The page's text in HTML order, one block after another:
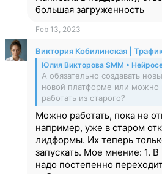
большая загруженность
Feb 13, 2023
Виктория Кобилинская |
Юлия Викторова SMM •
А обязательно создавать
новой платформе или можно
работать из старого?
Можно работать, пока не
например, уже в старом
лидформы. Их теперь
запускать. Мое мнение: 1.
надо постепенно